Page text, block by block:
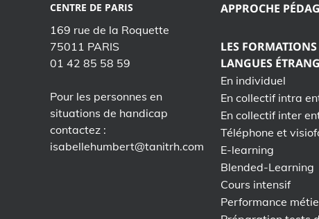
CENTRE DE PARIS
169 rue de la Roquette
75011 PARIS
01 42 85 58 59
Pour les personnes en
situations de handicap
contactez :
isabellehumbert@tanitrh.com
APPROCHE
LES
LANGUES
En individuel
En collectif intra
En collectif inter
Téléphone et
E-learning
Blended-Learning
Cours intensif
Performance